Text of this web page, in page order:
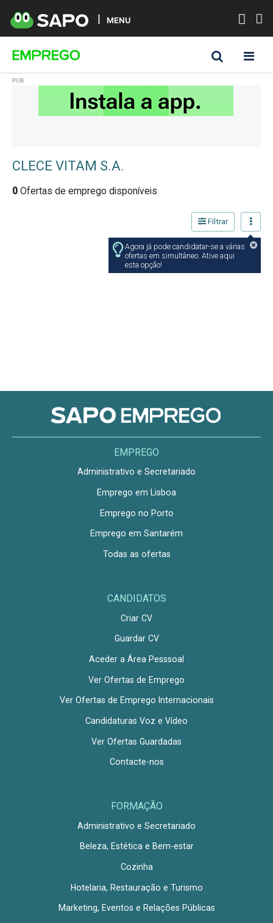
MENU
CLECE VITAM S.A.
0 Ofertas de emprego disponíveis
Agora já pode candidatar-se a várias
ofertas em simultâneo. Ative aqui
esta opção!
Filtrar
EMPREGO
Administrativo e Secretariado
Emprego em Lisboa
Emprego no Porto
Emprego em Santarém
Todas as ofertas
CANDIDATOS
Criar CV
Guardar CV
Aceder a Área Pesssoal
Ver Ofertas de Emprego
Ver Ofertas de Emprego Internacionais
Candidaturas Voz e Vídeo
Ver Ofertas Guardadas
Contacte-nos
FORMAÇÃO
Administrativo e Secretariado
Beleza, Estética e Bem-estar
Cozinha
Hotelaria, Restauração e Turismo
Marketing, Eventos e Relações Públicas